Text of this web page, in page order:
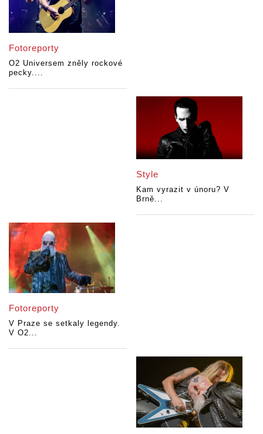
Fotoreporty
O2 Universem zněly rockové
pecky....
Style
Kam vyrazit v únoru? V
Brně...
Fotoreporty
V Praze se setkaly legendy.
V O2...